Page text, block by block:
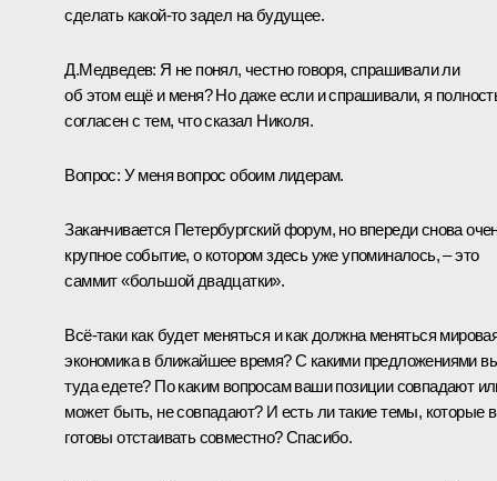
сделать какой‑то задел на будущее.
Д.Медведев: Я не понял, честно говоря, спрашивали ли
об этом ещё и меня? Но даже если и спрашивали, я
согласен с тем, что сказал Николя.
Вопрос: У меня вопрос обоим лидерам.
Заканчивается Петербургский форум, но впереди снова
крупное событие, о котором здесь уже упоминалось, – это
саммит «большой двадцатки».
Всё‑таки как будет меняться и как должна меняться
экономика в ближайшее время? С какими предложениями
туда едете? По каким вопросам ваши позиции совпадают
может быть, не совпадают? И есть ли такие темы, которые
готовы отстаивать совместно? Спасибо.